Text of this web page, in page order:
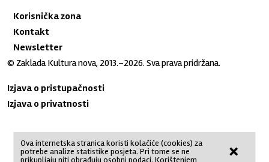
Korisnička zona
Kontakt
Newsletter
© Zaklada Kultura nova, 2013.–2026. Sva prava pridržana.
Izjava o pristupačnosti
Izjava o privatnosti
No Result Website Carbon ×
Ova internetska stranica koristi kolačiće (cookies) za
potrebe analize statistike posjeta. Pri tome se ne
prikupljaju niti obrađuju osobni podaci. Korištenjem